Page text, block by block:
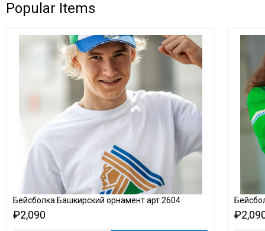
Popular Items
Бейсболка Башкирский орнамент арт.2604
₽2,090